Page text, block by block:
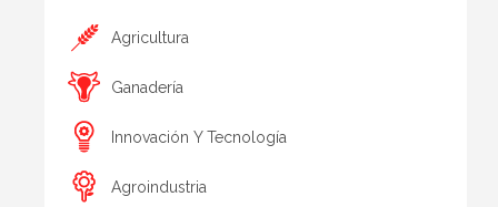
Agricultura
Ganadería
Innovación Y Tecnología
Agroindustria